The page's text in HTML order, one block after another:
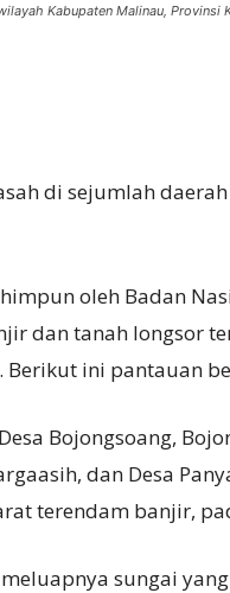
Kabupaten Malinau, Provinsi
di sejumlah
oleh Badan
dan tanah longsor
ini pantauan
Bojongsoang,
dan Desa
terendam banjir,
sungai